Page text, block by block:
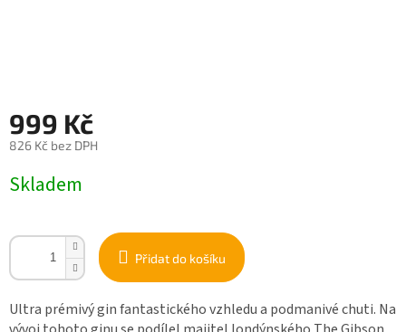
999 Kč
826 Kč bez DPH
cena:
Skladem
Přidat do košíku
Ultra prémivý gin fantastického vzhledu a podmanivé chuti. Na